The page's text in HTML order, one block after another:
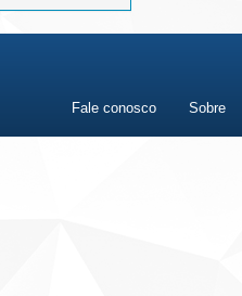
Fale conosco Sobre